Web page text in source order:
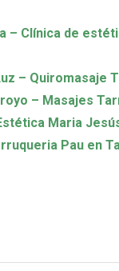
– Clínica de
– Quiromasaje
– Masajes
Maria
Pau en